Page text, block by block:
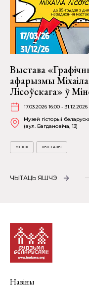
Выстава
афарызмы Міхаіла
Лісоўскага» ў
17.03.2026 16:00 - 31.12.2026
Музей гісторыі
(вул. Багдановіча, 13)
МІНСК ВЫСТАВЫ
ЧЫТАЦЬ ЯШЧЭ
Навіны